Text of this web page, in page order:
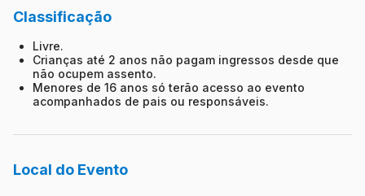
Classificação
Livre.
Crianças até 2 anos não pagam ingressos desde que
não ocupem assento.
Menores de 16 anos só terão acesso ao evento
acompanhados de pais ou responsáveis.
Local do Evento